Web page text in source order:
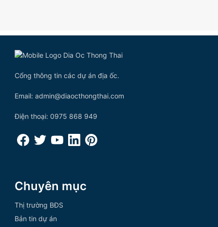
Cổng thông tin các dự án địa ốc.
Email: admin@diaocthongthai.com
Điện thoại: 0975 868 949
Chuyên mục
Thị trường BĐS
Bản tin dự án